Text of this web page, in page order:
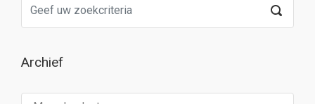
Archief